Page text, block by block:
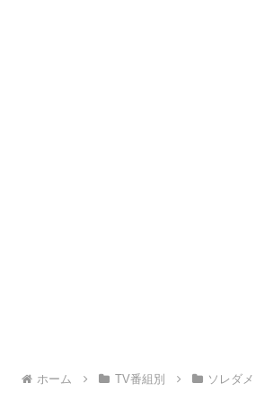
ホーム TV番組別 ソレダメ